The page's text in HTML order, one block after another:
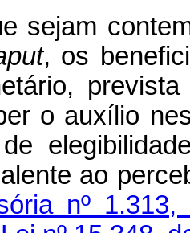
sejam
, os
o auxílio
ao
nº